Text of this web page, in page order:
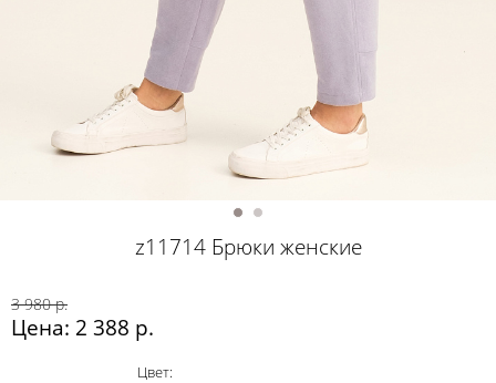
z11714 Брюки женские
3 980 р.
Цена: 2 388 р.
Цвет: